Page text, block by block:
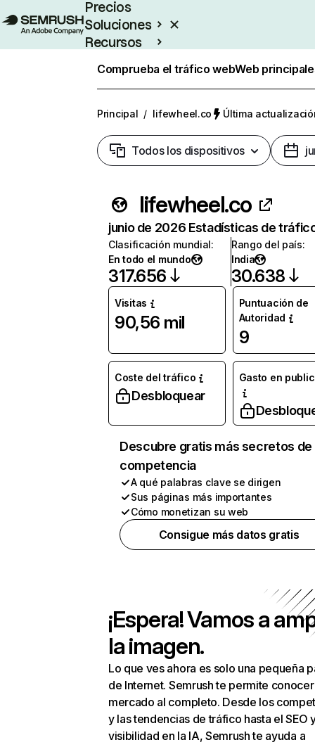
Precios
Soluciones
Recursos
Comprueba el tráfico webWeb
Principal / lifewheel.co Última
Todos los dispositivos
lifewheel.co
junio de 2026 Estadísticas de
Clasificación mundial:
En todo el mundo
317.656
Rango del país:
India
30.638
Visitas
90,56 mil
Puntuación de
Autoridad
9
Coste del tráfico
Desbloquear
Gasto en
Descubre gratis más secretos de
competencia
A qué palabras clave se dirigen
Sus páginas más importantes
Cómo monetizan su web
Consigue más datos gratis
¡Espera! Vamos a
la imagen.
Lo que ves ahora es solo una pequeña
de Internet. Semrush te permite
mercado al completo. Desde los
y las tendencias de tráfico hasta el SEO
visibilidad en la IA, Semrush te ayuda a